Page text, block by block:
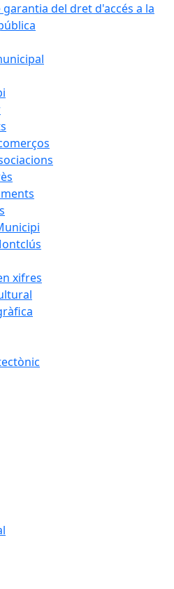
garantia del dret d'accés a la
xifres